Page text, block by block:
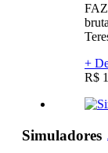
+
R$
Simuladores